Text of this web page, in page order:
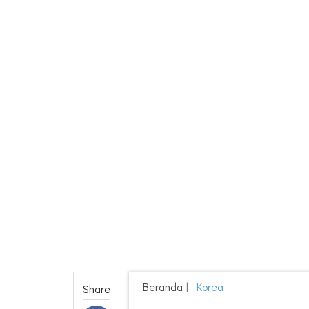
Share Beranda Korea